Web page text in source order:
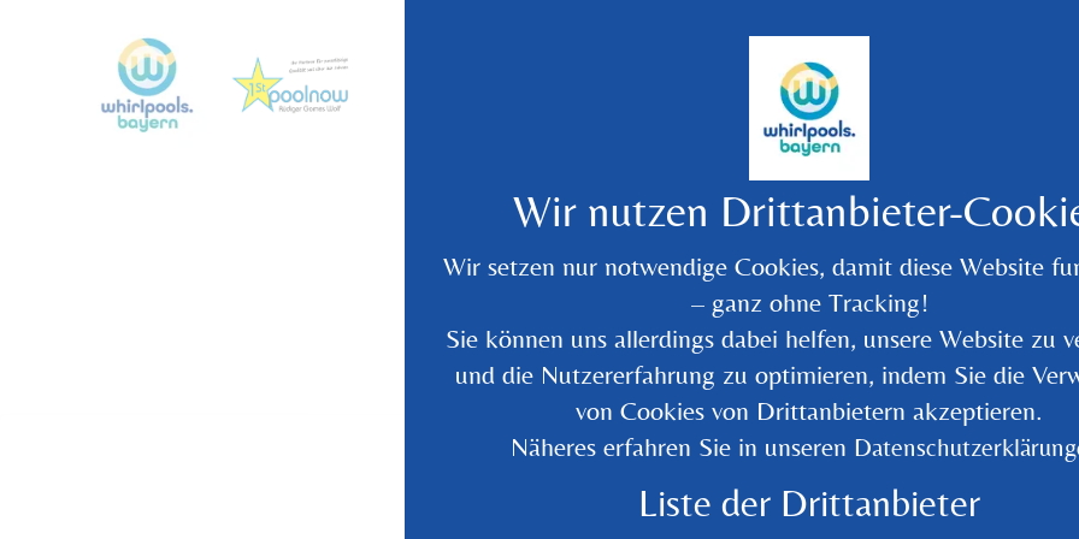
Wir nutzen Drittanbieter-
Wir setzen nur notwendige Cookies, damit diese Website
– ganz ohne Tracking!
Sie können uns allerdings dabei helfen, unsere Website zu
und die Nutzererfahrung zu optimieren, indem Sie die
von Cookies von Drittanbietern akzeptieren.
Näheres erfahren Sie in unseren
Liste der Drittanbieter
Zurück zur Übersicht